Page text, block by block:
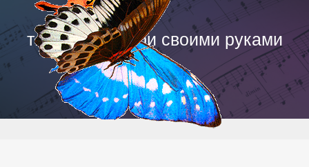
техника шибори своими руками